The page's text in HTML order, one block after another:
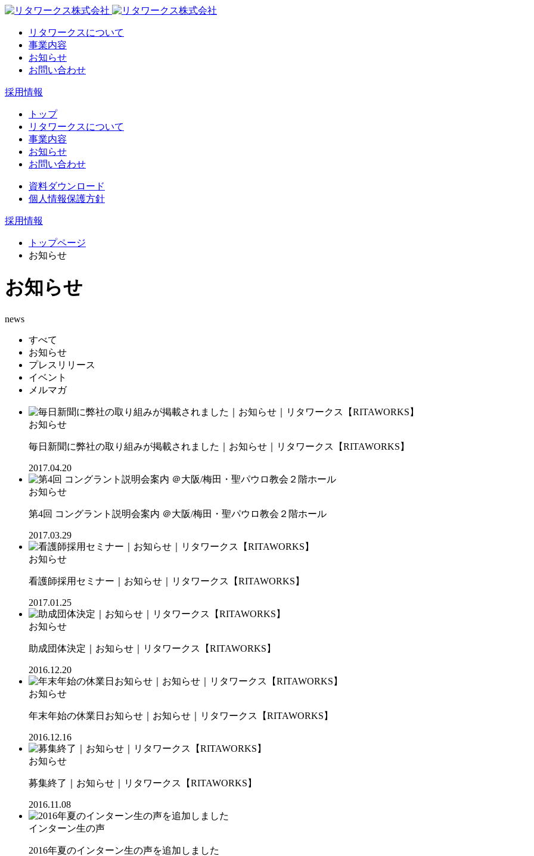
リタワークスについて
事業内容
お知らせ
お問い合わせ
採用情報
トップ
リタワークスについて
事業内容
お知らせ
お問い合わせ
資料ダウンロード
個人情報保護方針
採用情報
トップページ
お知らせ
お知らせ
news
すべて
お知らせ
プレスリリース
イベント
メルマガ
お知らせ
毎日新聞に弊社の取り組みが掲載されました｜お知らせ｜リタワークス【RITAWORKS】
2017.04.20
お知らせ
第4回 コングラント説明会案内 ＠大阪/梅田・聖パウロ教会２階ホール
2017.03.29
お知らせ
看護師採用セミナー｜お知らせ｜リタワークス【RITAWORKS】
2017.01.25
お知らせ
助成団体決定｜お知らせ｜リタワークス【RITAWORKS】
2016.12.20
お知らせ
年末年始の休業日お知らせ｜お知らせ｜リタワークス【RITAWORKS】
2016.12.16
お知らせ
募集終了｜お知らせ｜リタワークス【RITAWORKS】
2016.11.08
インターン生の声
2016年夏のインターン生の声を追加しました